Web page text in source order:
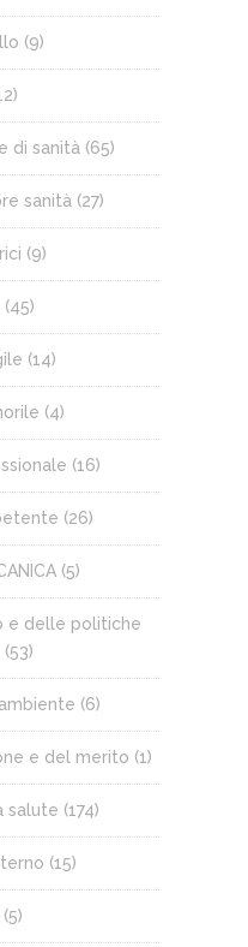
(9)
di sanità (65)
sanità (27)
(9)
(45)
(14)
(4)
(16)
(26)
(5)
e delle politiche
(53)
(6)
e del merito (1)
salute (174)
(15)
(5)